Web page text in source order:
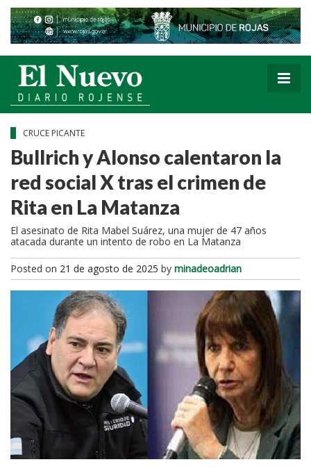
CRUCE PICANTE
Bullrich y Alonso calentaron la
red social X tras el crimen de
Rita en La Matanza
El asesinato de Rita Mabel Suárez, una mujer de 47 años
atacada durante un intento de robo en La Matanza
Posted on 21 de agosto de 2025 by minadeoadrian